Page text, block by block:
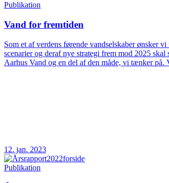
Publikation
Vand for fremtiden
Som et af verdens førende vandselskaber ønsker
scenarier og deraf nye strategi frem mod 2025
Aarhus Vand og en del af den måde, vi tænker
12. jan. 2023
Publikation